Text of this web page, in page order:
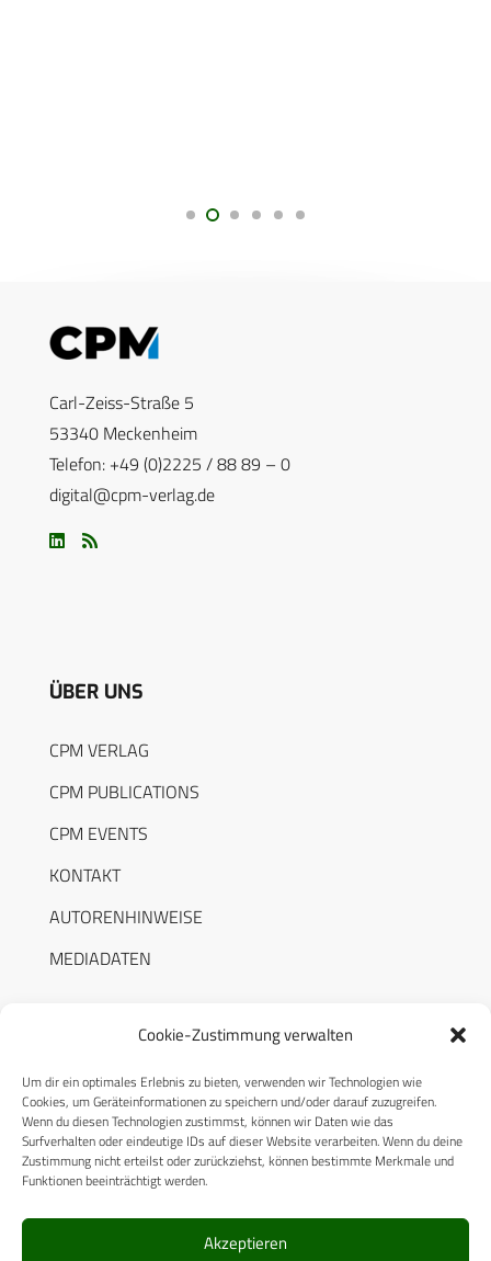
Cookie-Zustimmung verwalten
Um dir ein optimales Erlebnis zu bieten, verwenden wir Technologien wie
Cookies, um Geräteinformationen zu speichern und/oder darauf zuzugreifen.
Wenn du diesen Technologien zustimmst, können wir Daten wie das
Surfverhalten oder eindeutige IDs auf dieser Website verarbeiten. Wenn du deine
Zustimmung nicht erteilst oder zurückziehst, können bestimmte Merkmale und
Funktionen beeinträchtigt werden.
Akzeptieren
Carl-Zeiss-Straße 5
53340 Meckenheim
Telefon: +49 (0)2225 / 88 89 – 0
digital@cpm-verlag.de
ÜBER UNS
CPM VERLAG
CPM PUBLICATIONS
CPM EVENTS
KONTAKT
AUTORENHINWEISE
MEDIADATEN
RECHTLICHES
Datenschutzerklärung
Cookie-Richtlinie (EU)